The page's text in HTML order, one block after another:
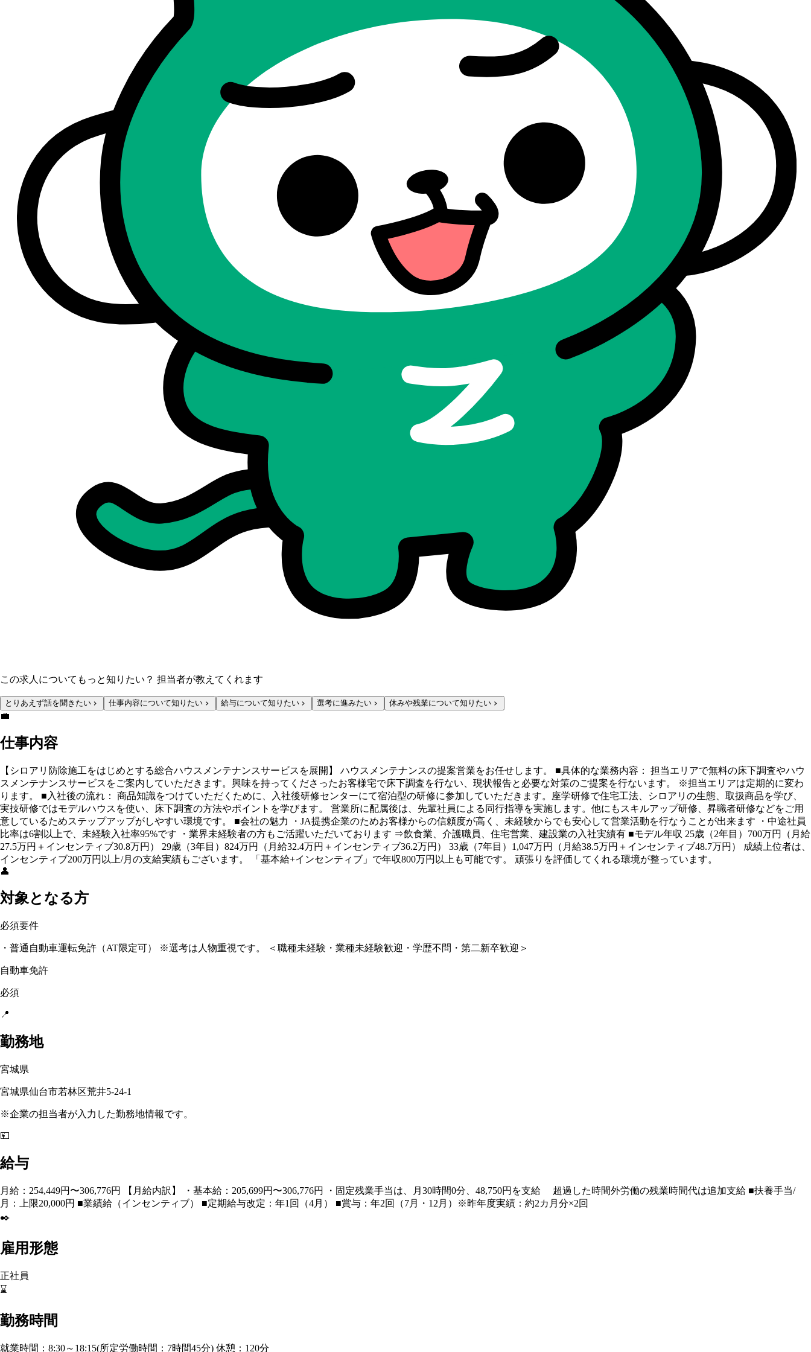
この求人についてもっと知りたい？ 担当者が教えてくれます
とりあえず話を聞きたい 仕事内容について知りたい 給与について知りたい 選考に進みたい 休みや残業について知りたい
💼
仕事内容
【シロアリ防除施工をはじめとする総合ハウスメンテナンスサービスを展開】 ハウスメンテナンスの提案営業をお任せします。 ■具体的な業務内容： 担当エリアで無料の床下調査やハウ
スメンテナンスサービスをご案内していただきます。興味を持ってくださったお客様宅で床下調査を行ない、現状報告と必要な対策のご提案を行ないます。 ※担当エリアは定期的に変わ
ります。 ■入社後の流れ： 商品知識をつけていただくために、入社後研修センターにて宿泊型の研修に参加していただきます。座学研修で住宅工法、シロアリの生態、取扱商品を学び、
実技研修ではモデルハウスを使い、床下調査の方法やポイントを学びます。 営業所に配属後は、先輩社員による同行指導を実施します。他にもスキルアップ研修、昇職者研修などをご用
意しているためステップアップがしやすい環境です。 ■会社の魅力 ・JA提携企業のためお客様からの信頼度が高く、未経験からでも安心して営業活動を行なうことが出来ます ・中途社員
比率は6割以上で、未経験入社率95%です ・業界未経験者の方もご活躍いただいております ⇒飲食業、介護職員、住宅営業、建設業の入社実績有 ■モデル年収 25歳（2年目）700万円（月給
27.5万円＋インセンティブ30.8万円） 29歳（3年目）824万円（月給32.4万円＋インセンティブ36.2万円） 33歳（7年目）1,047万円（月給38.5万円＋インセンティブ48.7万円） 成績上位者は、
インセンティブ200万円以上/月の支給実績もございます。 「基本給+インセンティブ」で年収800万円以上も可能です。 頑張りを評価してくれる環境が整っています。
👤
対象となる方
必須要件
・普通自動車運転免許（AT限定可） ※選考は人物重視です。 ＜職種未経験・業種未経験歓迎・学歴不問・第二新卒歓迎＞
自動車免許
必須
📍
勤務地
宮城県
宮城県仙台市若林区荒井5-24-1
※企業の担当者が入力した勤務地情報です。
💴
給与
月給：254,449円〜306,776円 【月給内訳】 ・基本給：205,699円〜306,776円 ・固定残業手当は、月30時間0分、48,750円を支給 超過した時間外労働の残業時間代は追加支給 ■扶養手当/
月：上限20,000円 ■業績給（インセンティブ） ■定期給与改定：年1回（4月） ■賞与：年2回（7月・12月）※昨年度実績：約2カ月分×2回
✒️
雇用形態
正社員
⌛
勤務時間
就業時間：8:30～18:15(所定労働時間：7時間45分) 休憩：120分